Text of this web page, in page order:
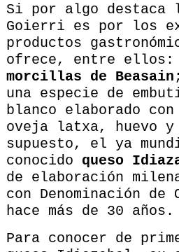
Si por algo destaca
Goierri es por los
productos
ofrece, entre ellos:
morcillas de Beasain
una especie de
blanco elaborado
oveja latxa, huevo
supuesto, el ya
conocido queso
de elaboración
con Denominación de
hace más de 30 años.
Para conocer de